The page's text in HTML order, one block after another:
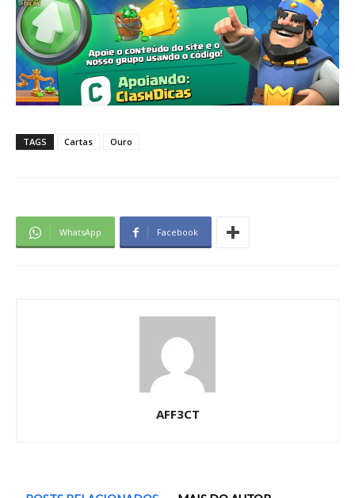
TAGS Cartas Ouro
WhatsApp Facebook
AFF3CT